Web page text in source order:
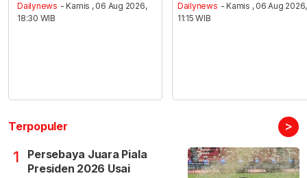
Dailynews - Kamis , 06 Aug 2026,
18:30 WIB
Dailynews - Kamis , 06 Aug 2026,
11:15 WIB
Terpopuler >
1
Persebaya Juara Piala
Presiden 2026 Usai